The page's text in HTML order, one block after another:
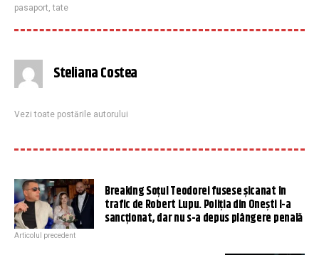
pasaport ,tate
Steliana Costea
Vezi toate postările autorului
Breaking Soțul Teodorei fusese șicanat în
trafic de Robert Lupu. Poliția din Onești l-a
sancționat, dar nu s-a depus plângere penală
Articolul precedent